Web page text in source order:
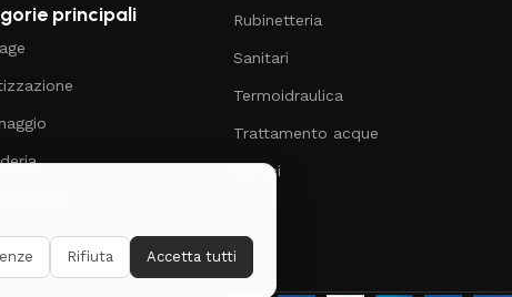
Rifiuta Accetta tutti
principali Rubinetteria
Sanitari
Termoidraulica
Trattamento acque
Vernici